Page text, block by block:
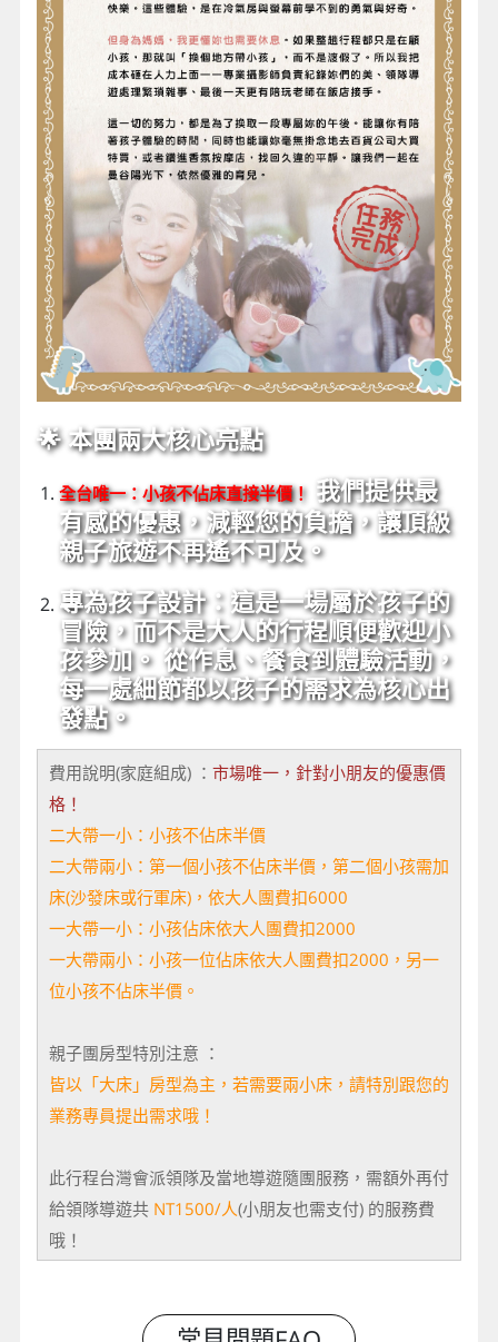
🌟 本團兩大核心亮點
全台唯一：小孩不佔床直接半價！ 我們提供最
有感的優惠，減輕您的負擔，讓頂級
親子旅遊不再遙不可及。
專為孩子設計：這是一場屬於孩子的
冒險，而不是大人的行程順便歡迎小
孩參加。從作息、餐食到體驗活動，
每一處細節都以孩子的需求為核心出
發點。
費用說明(家庭組成) ： 市場唯一，針對小朋友的優惠價
格！
二大帶一小：小孩不佔床半價
二大帶兩小：第一個小孩不佔床半價，第二個小孩需加
床(沙發床或行軍床)，依大人團費扣6000
一大帶一小：小孩佔床依大人團費扣2000
一大帶兩小：小孩一位佔床依大人團費扣2000，另一
位小孩不佔床半價。
親子團房型特別注意 ：
皆以「大床」房型為主，若需要兩小床，請特別跟您的
業務專員提出需求哦！
此行程台灣會派領隊及當地導遊隨團服務，需額外再付
給領隊導遊共 NT1500/人(小朋友也需支付) 的服務費
哦！